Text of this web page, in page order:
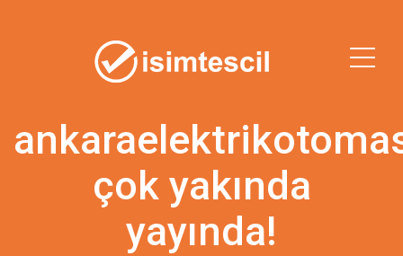
çok yakında
yayında!